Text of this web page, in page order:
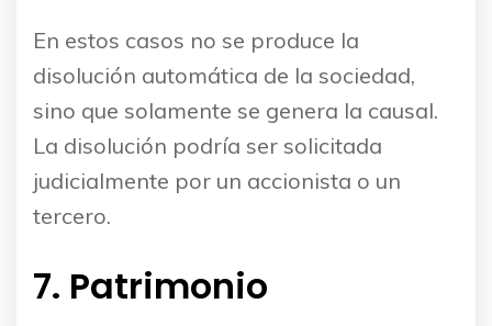
En estos casos no se produce la
disolución automática de la sociedad,
sino que solamente se genera la causal.
La disolución podría ser solicitada
judicialmente por un accionista o un
tercero.
7. Patrimonio